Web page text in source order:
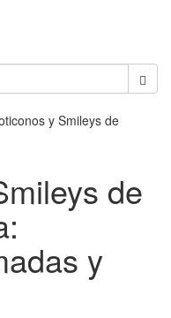
y Smileys de
de
y